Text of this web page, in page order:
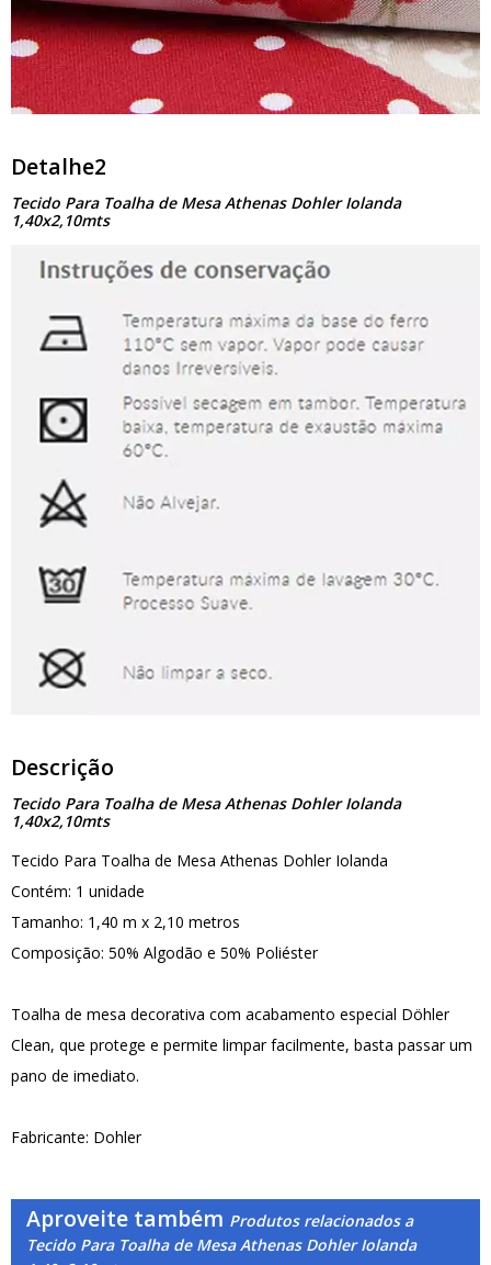
Detalhe2
Tecido Para Toalha de Mesa Athenas Dohler Iolanda
1,40x2,10mts
Descrição
Tecido Para Toalha de Mesa Athenas Dohler Iolanda
1,40x2,10mts
Tecido Para Toalha de Mesa Athenas Dohler Iolanda
Contém: 1 unidade
Tamanho: 1,40 m x 2,10 metros
Composição: 50% Algodão e 50% Poliéster
Toalha de mesa decorativa com acabamento especial Döhler
Clean, que protege e permite limpar facilmente, basta passar um
pano de imediato.
Fabricante: Dohler
Aproveite também Produtos relacionados a
Tecido Para Toalha de Mesa Athenas Dohler Iolanda